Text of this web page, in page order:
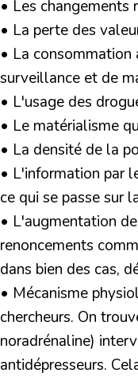
• Les changements
• La perte des
• La consommation
surveillance et de
• L'usage des
• Le matérialisme
• La densité de la
• L'information par
ce qui se passe sur
• L'augmentation
renoncements
dans bien des cas,
• Mécanisme
chercheurs. On
noradrénaline)
antidépresseurs.